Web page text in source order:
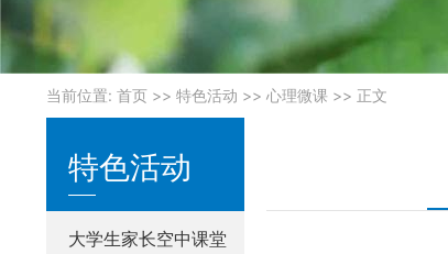
当前位置: 首页 >> 特色活动 >> 心理微课 >> 正文
特色活动
大学生家长空中课堂